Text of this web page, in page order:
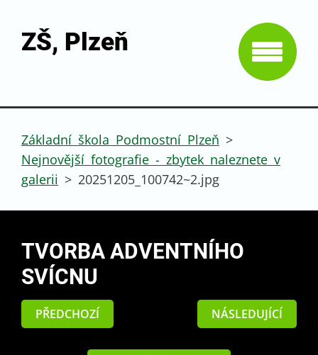
ZŠ, Plzeň
Základní škola Podmostní Plzeň >
Nejnovější fotografie - zbytek naleznete v
galerii > 20251205_100742~2.jpg
TVORBA ADVENTNÍHO
SVÍCNU
PŘEDCHOZÍ NÁSLEDUJÍCÍ